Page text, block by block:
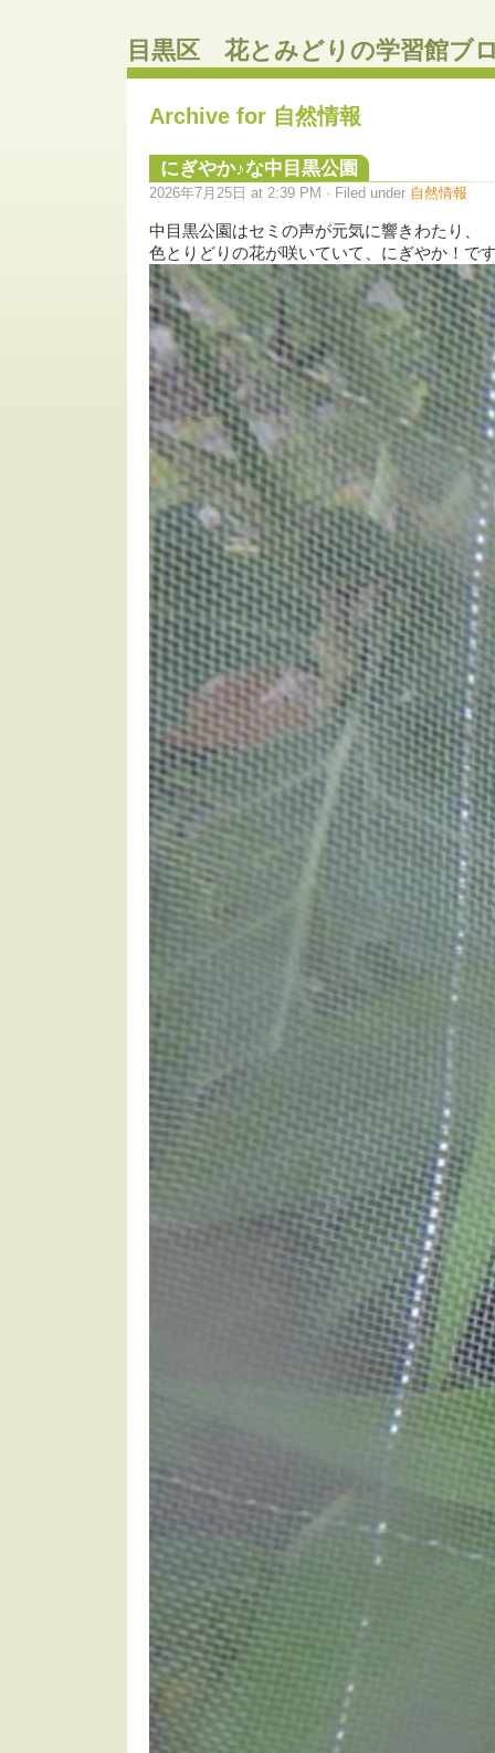
目黒区 花とみどりの学習館ブ
Archive for 自然情報
にぎやか♪な中目黒公園
2026年7月25日 at 2:39 PM · Filed under 自然情報
中目黒公園はセミの声が元気に響きわたり、
色とりどりの花が咲いていて、にぎやか！で